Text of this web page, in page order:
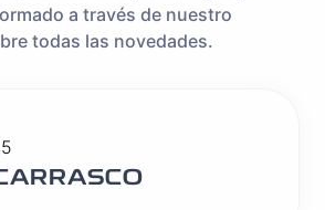
a través de nuestro
todas las novedades.